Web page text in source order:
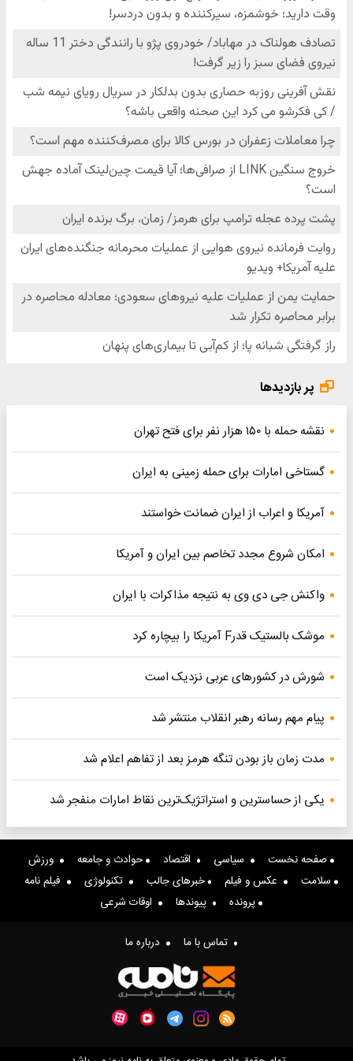
پر بازدیدها
نقشه حمله با ۱۵۰ هزار نفر برای فتح تهران
گستاخی امارات برای حمله زمینی به ایران
آمریکا و اعراب از ایران ضمانت خواستند
امکان شروع مجدد تخاصم‌ بین ایران و آمریکا
واکنش جی دی وی به نتیجه مذاکرات با ایران
موشک بالستیک قدرF آمریکا را بیچاره کرد
شورش در کشورهای عربی نزدیک است
پیام مهم رسانه رهبر انقلاب منتشر شد
مدت زمان باز بودن تنگه هرمز بعد از تفاهم اعلام شد
یکی از حساسترین و استراتژیک‌ترین نقاط امارات منفجر شد
صفحه نخست سیاسی اقتصاد حوادث و جامعه
ورزش
سلامت
عکس و فیلم خبرهای جالب تکنولوژی
فیلم نامه
پرونده
پیوندها اوقات شرعی
تماس با ما درباره ما